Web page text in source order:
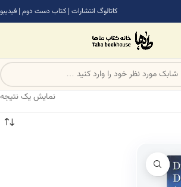
کاتالوگ انتشارات | کتاب دست دوم | فیدیبو
نمایش یک نتیجه